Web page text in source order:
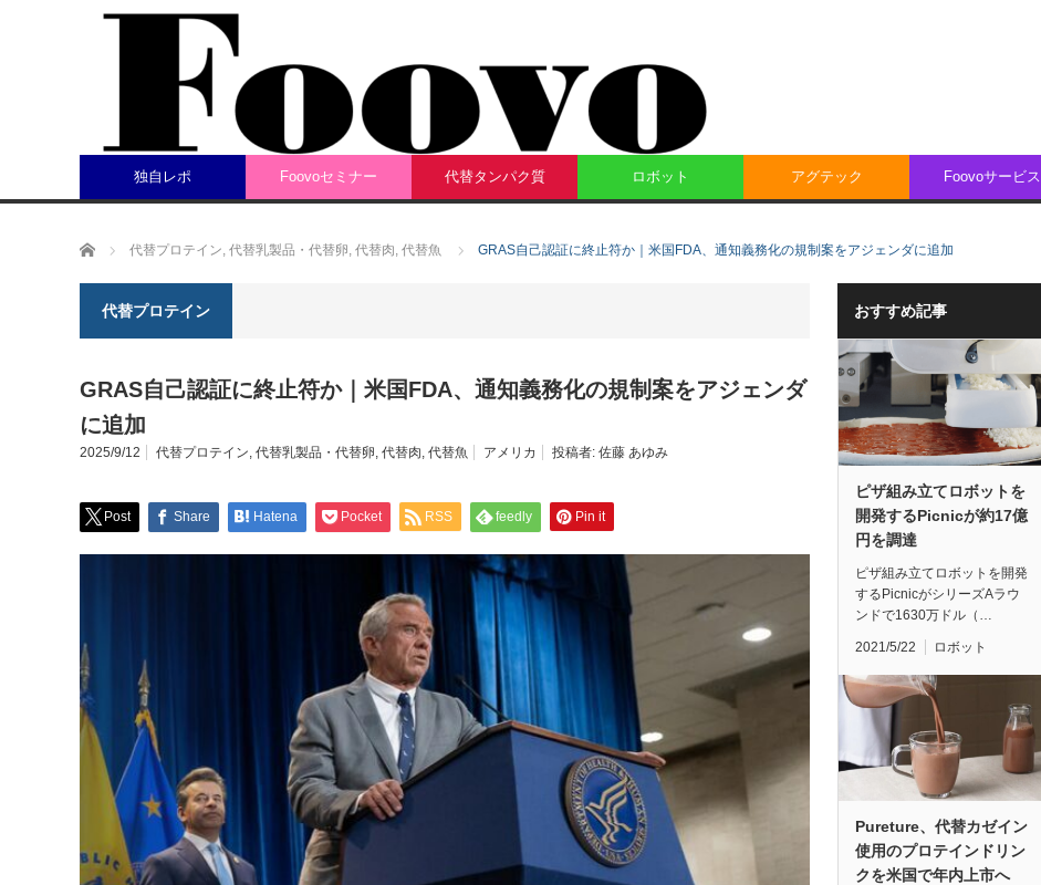
独自レポ Foovoセミナー 代替タンパク質 ロボット アグテック Foovoサービス
ホーム 代替プロテイン, 代替乳製品・代替卵, 代替肉, 代替魚 GRAS自己認証に終止符か｜米国FDA、通知義務化の規制案をアジェンダに追加
代替プロテイン
GRAS自己認証に終止符か｜米国FDA、通知義務化の規制案をアジェンダ
に追加
2025/9/12 代替プロテイン, 代替乳製品・代替卵, 代替肉, 代替魚 アメリカ 投稿者: 佐藤 あゆみ
Post Share Hatena Pocket RSS feedly Pin it
おすすめ記事
ピザ組み立てロボットを
開発するPicnicが約17億
円を調達
ピザ組み立てロボットを開発
するPicnicがシリーズAラウ
ンドで1630万ドル（…
2021/5/22 ロボット
Pureture、代替カゼイン
使用のプロテインドリン
クを米国で年内上市へ